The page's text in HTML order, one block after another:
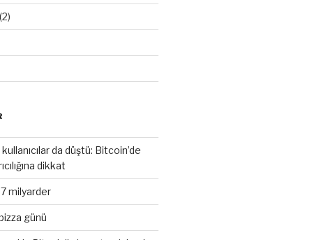
(2)
da düştü: Bitcoin’de
dikkat
milyarder
günü